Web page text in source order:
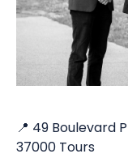
📍 49 Boulevard
37000 Tours